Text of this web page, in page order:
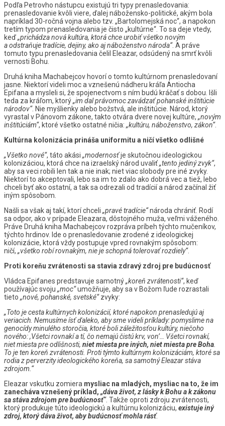
Podľa Petrovho nástupcu existujú tri typy prenasledovania:
prenasledovanie kvôli viere, ďalej nábožensko-politické, akým bola
napríklad 30-ročná vojna alebo tzv. „Bartolomejská noc“, a napokon
tretím typom prenasledovania je čisto „kultúrne“. To sa deje vtedy,
keď„prichádza nová kultúra, ktorá chce urobiť všetko novým
a odstraňuje tradície, dejiny, ako aj náboženstvo národa“. A práve
tomuto typu prenasledovania čelil Eleazar, odsúdený na smrť kvôli
vernosti Bohu.
Druhá kniha Machabejcov hovorí o tomto kultúrnom prenasledovaní
jasne. Niektorí videli moc a vznešenú nádheru kráľa Antiocha
Epifana a mysleli si, že spojenectvom s ním budú kráčať s dobou. Išli
teda za kráľom, ktorý„im dal právomoc zavádzať pohanské inštitúcie
národov“. Nie myšlienky alebo božstvá, ale inštitúcie. Národ, ktorý
vyrastal v Pánovom zákone, takto otvára dvere novej kultúre, „novým
inštitúciám“, ktoré všetko ostatné ničia: „kultúru, náboženstvo, zákon“.
Kultúrna kolonizácia prináša uniformitu a ničí všetko odlišné
„Všetko nové“, táto akási „modernosťje skutočnou ideologickou
kolonizáciou, ktorá chce na izraelský národ uvaliť„tento jediný zvyk“,
aby sa veci robili len tak a nie inak; niet viac slobody pre iné zvyky.
Niektorí to akceptovali, lebo sa im to zdalo ako dobrá vec a tiež, lebo
chceli byť ako ostatní, a tak sa odrezali od tradícií a národ začínal žiť
iným spôsobom.
Našli sa však aj takí, ktorí chceli „pravé tradície“národa chrániť. Rodí
sa odpor, ako v prípade Eleazara, dôstojného muža, veľmi váženého.
Práve Druhá kniha Machabejcov rozpráva príbeh týchto mučeníkov,
týchto hrdinov. Ide o prenasledovanie zrodené z ideologickej
kolonizácie, ktorá vždy postupuje vpred rovnakým spôsobom:
ničí, „všetko robí rovnakým, nie je schopná tolerovať rozdiely“.
Proti koreňu zvrátenosti sa stavia zdravý zdroj pre budúcnosť
Vládca Epifanes predstavuje samotný„koreň zvrátenosti“, keď
používajúc svoju „moc“umožňuje, aby sa v Božom ľude rozrastali
tieto „nové, pohanské, svetské“zvyky:
„Toto je cesta kultúrnych kolonizácií, ktoré napokon prenasledujú aj
veriacich. Nemusíme ísť ďaleko, aby sme videli príklady: pomyslime na
genocídy minulého storočia, ktoré boli záležitosťou kultúry, niečoho
nového: ,Všetci rovnakí a tí, čo nemajú čistú krv, von’… Všetci rovnakí,
niet miesta pre odlišnosti, niet miesta pre iných, niet miesta pre Boha
To je ten koreň zvrátenosti. Proti týmto kultúrnym kolonizáciám, ktoré sa
rodia z perverzity ideologického koreňa, sa samotný Eleazar stáva
zdrojom.“
Eleazar vskutku zomiera mysliac na mladých, mysliac na to, že im
zanecháva vznešený príklad, „dáva život, z lásky k Bohu a k zákonu
sa stáva zdrojom pre budúcnosť“. Takže oproti zdroju zvrátenosti,
ktorý produkuje túto ideologickú a kultúrnu kolonizáciu, existuje iný
zdroj, ktorý dáva život, aby budúcnosť mohla rásť.